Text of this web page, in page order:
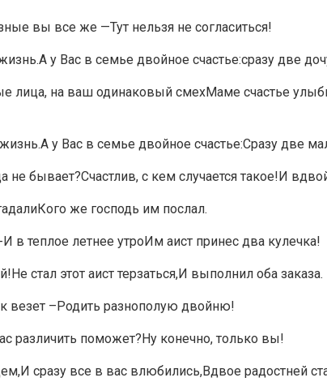
вы все же —Тут нельзя не согласиться!
у Вас в семье двойное счастье:сразу две
лица, на ваш одинаковый смехМаме счастье
у Вас в семье двойное счастье:Сразу две
не бывает?Счастлив, с кем случается такое!И
же господь им послал.
в теплое летнее утроИм аист принес два кулечка!
стал этот аист терзаться,И выполнил оба заказа.
везет –Родить разнополую двойню!
различить поможет?Ну конечно, только вы!
сразу все в вас влюбились,Вдвое радостней